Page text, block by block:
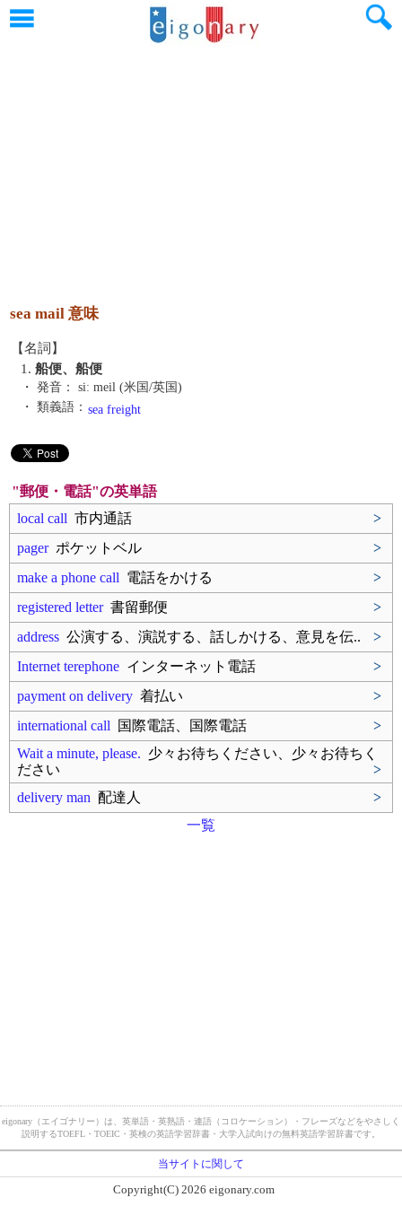
sea mail 意味
【名詞】
1. 船便、船便
・ 発音：
siː meil (米国/英国)
・ 類義語： sea freight
"郵便・電話"の英単語
local call 市内通話
>
pagerポケットベル
>
make a phone call 電話をかける
>
registered letter書留郵便
>
address 公演する、演説する、話しかける、意見を伝..
>
Internet terephone インターネット電話
>
payment on delivery 着払い
>
international call 国際電話、国際電話
>
Wait a minute, please. 少々お待ちください、少々お待ちく
ださい
>
delivery man 配達人
>
一覧
eigonary（エイゴナリー）は、英単語・英熟語・連語（コロケーション）・フレーズなどをやさしく
説明するTOEFL・TOEIC・英検の英語学習辞書・大学入試向けの無料英語学習辞書です。
当サイトに関して
Copyright(C) 2026 eigonary.com